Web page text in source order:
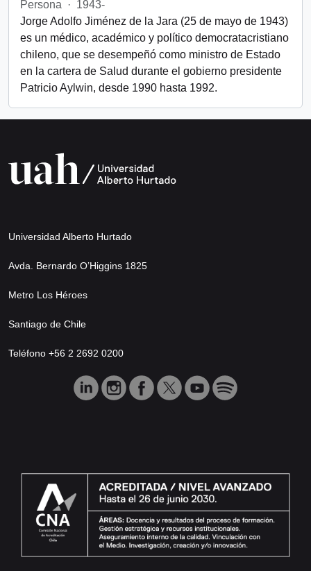
Persona
· 1943-
Jorge Adolfo Jiménez de la Jara (25 de mayo de 1943)
es un médico, académico y político democratacristiano
chileno, que se desempeñó como ministro de Estado
en la cartera de Salud durante el gobierno presidente
Patricio Aylwin, desde 1990 hasta 1992.
Universidad Alberto Hurtado
Avda. Bernardo O’Higgins 1825
Metro Los Héroes
Santiago de Chile
Teléfono +56 2 2692 0200